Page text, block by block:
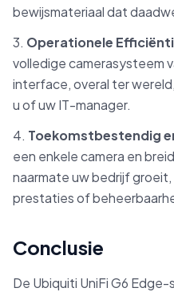
bewijsmateriaal dat
3. Operationele
volledige camerasysteem
interface, overal ter
u of uw IT-manager.
4. Toekomstbestendig
een enkele camera en
naarmate uw bedrijf
prestaties of
Conclusie
De Ubiquiti UniFi G6